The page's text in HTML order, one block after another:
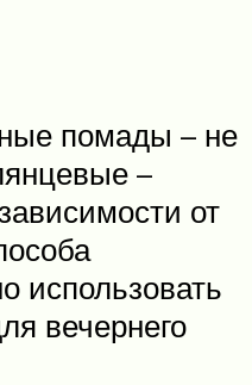
помады – не
–
от
использовать
вечернего